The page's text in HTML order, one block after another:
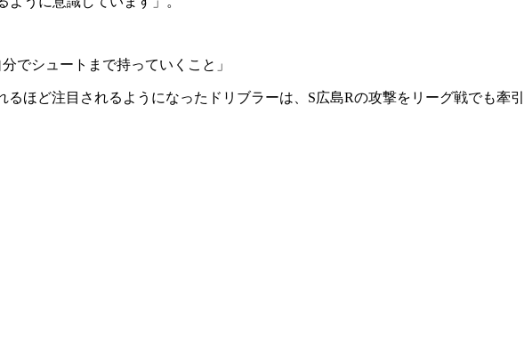
でシュートまで持っていくこと」
ほど注目されるようになったドリブラーは、S広島Rの攻撃をリーグ戦でも牽引